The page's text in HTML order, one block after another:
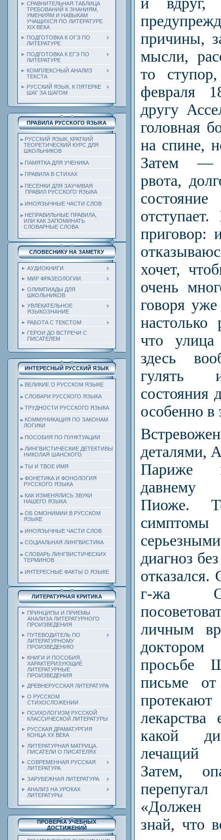
СРАВНИТЕЛЬНАЯ ТАБЛИЦА
ТРЕБОВАНИЙ К ЗНАНИЯМ,
УМЕНИЯМ И НАВЫКАМ
УЧАЩИХСЯ ПО ЛИТЕРАТУРЕ
ХIХ ВЕКА
ПОДГОТОВКА К ОГЭ ПО
ЛИТЕРАТУРЕ
ПОДГОТОВКА К ЕГЭ ПО
ЛИТЕРАТУРЕ
КОМПЛЕКСНЫЙ АНАЛИЗ
ТЕКСТА
РУССКИЙ ЯЗЫК. К ПЯТЕРКЕ
ШАГ ЗА ШАГОМ
ПРАВИЛА РУССКОГО ЯЗЫКА
РУССКИЙ ЯЗЫК: КРАТКИЙ
ТЕОРЕТИЧЕСКИЙ КУРС ДЛЯ
ШКОЛЬНИКОВ
ПАМЯТКА ДЛЯ УЧЕНИКА
ПРАВИЛА В СТИХАХ
ПЕСЕНКИ ДЛЯ ЗАУЧИВАЯ
ПРАВИЛ РУССКОГО ЯЗЫКА
ИНОЯЗЫЧНЫЕ ЧАСТИ СЛОВ
НЕПРАВИЛЬНЫЕ ПРАВИЛА,
ИЛИ КАК ЗАПОМИНАТЬ
СЛОВАРНЫЕ СЛОВА
СЛОВЕСНИКУ НА ЗАМЕТКУ
АУДИОКНИГИ
МИР ФРАЗЕОЛОГИИ
ОЛИМПИАДЫ ДЛЯ
ШКОЛЬНИКОВ
УВЛЕКАТЕЛЬНОЕ
ЯЗЫКОЗНАНИЕ
РАБОТА С ТЕКСТОМ
ГЕРОИ ДО ВСТРЕЧИ С
ПИСАТЕЛЕМ
ИНТЕРЕСНЫЙ РУССКИЙ ЯЗЫК
ВЕЛИКИЕ О РУССКОМ ЯЗЫКЕ
СЛОВАРИ РУССКОГО ЯЗЫКА
ТРУДНОСТИ РУССКОГО ЯЗЫКА
КОММУНИКАЦИЯ ПО ЗАКОНАМ
ЛОГИКИ
ПОСОБИЯ ПО ПУНКТУАЦИИ
ЛИНГВИСТИЧЕСКИЕ ДЕТЕКТИВЫ
НИКОЛАЯ ШАНСКОГО
ТЫ И ТВОЕ ИМЯ
ФОНЕТИКА И ФОНОЛОГИЯ
РУССКОГО ЯЗЫКА
КАК ИЗМЕНЯЛИСЬ ЗВУКИ
НАШЕГО ЯЗЫКА
ОБ ОМОНИМИИ В РУССКОМ
ЯЗЫКЕ
ИНОЯЗЫЧНЫЕ ЧАСТИ СЛОВ
СОЦИАЛЬНАЯ ЛИНГВИСТИКА
СЛОВАРЬ ЛИНГВИСТИЧЕСКИХ
ТЕРМИНОВ
ИНТЕРЕСНЫЕ ФАКТЫ О ЯЗЫКЕ
ЛИТЕРАТУРНАЯ КРИТИКА
ПРИНЦИПЫ И ПРИЕМЫ
АНАЛИЗА ЛИТЕРАТУРНОГО
ПРОИЗВЕДЕНИЯ
ПУТЕВОДИТЕЛЬ ПО
ЛИТЕРАТУРНОМУ
ПРОИЗВЕДЕНИЮ
КНИГИ И ПОСОБИЯ,
ХАРАКТЕРИЗУЮЩИЕ
ЛИТЕРАТУРНЫЕ
ПРОИЗВЕДЕНИЯ
ДРЕВНЕРУССКАЯ ЛИТЕРАТУРА
О РУССКОМ
СТИХОСЛОЖЕНИИ
ПСИХОЛОГИЗМ РУССКОЙ
КЛАССИЧЕСКОЙ ЛИТЕРАТУРЫ
РУССКАЯ ДРАМАТУРГИЯ
КОНЦА ХХ ВЕКА
ЛИТЕРАТУРНАЯ МАТРИЦА.
ПИСАТЕЛИ О ПИСАТЕЛЯХ
СОВРЕМЕННАЯ РУССКАЯ
ЛИТЕРАТУРА
ЗАРУБЕЖНАЯ ЛИТЕРАТУРА
АНАЛИЗ НА УРОКАХ
ЛИТЕРАТУРЫ
ПРОВЕРКА УЧЕБНЫХ
ДОСТИЖЕНИЙ
причины,
мысли,
то
февраля
другу
головная
на спине,
Затем —
рвота,
приговор:
хочет,
очень
говоря
что
здесь
гулять
состояния
особенно в
деталями,
Париже
давнему
Пиоже.
диагноз
г-жа
личным
просьбе
письме
какой
лечащий
Затем,
«Должен
знай, что